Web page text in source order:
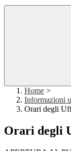
Home >
Informazioni
Orari degli
Orari degli